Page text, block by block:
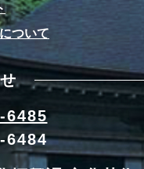
ついて
6485
6484